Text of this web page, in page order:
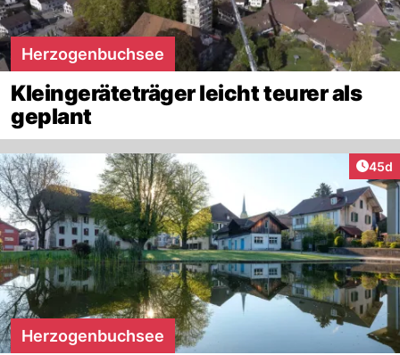
Herzogenbuchsee
Kleingeräteträger leicht teurer als
geplant
45d
Herzogenbuchsee